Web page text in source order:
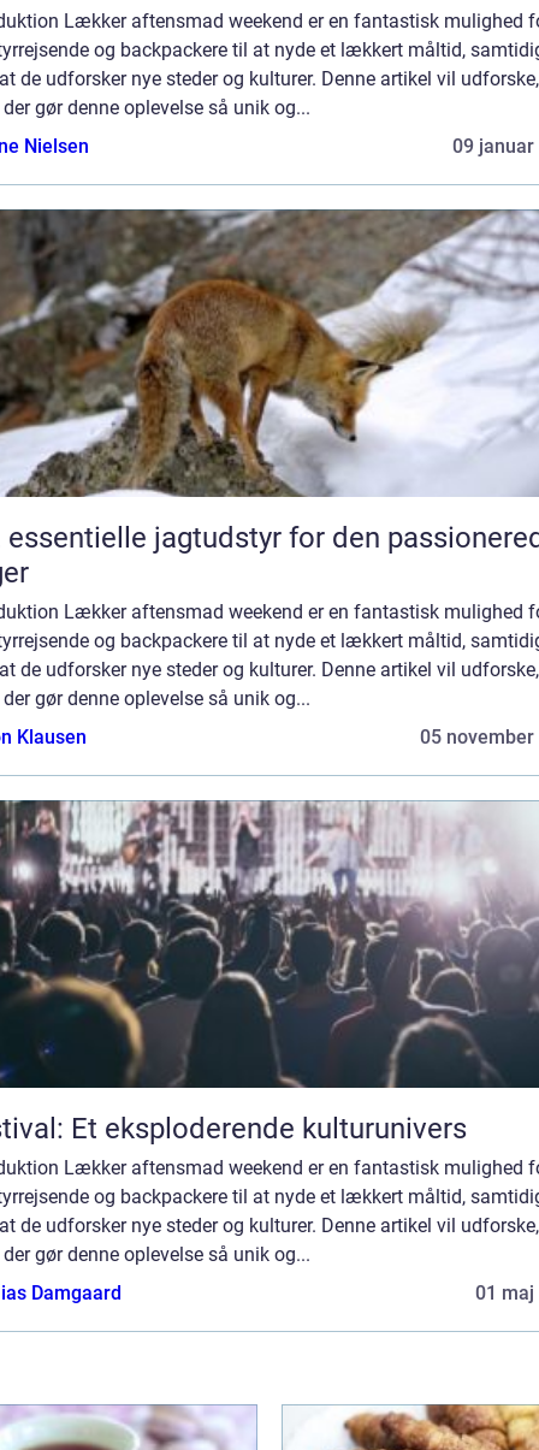
Lækker aftensmad weekend er en fantastisk mulighed
og backpackere til at nyde et lækkert måltid,
de udforsker nye steder og kulturer. Denne artikel vil udforske,
gør denne oplevelse så unik og...
Nielsen
09 januar
essentielle jagtudstyr for den
Lækker aftensmad weekend er en fantastisk mulighed
og backpackere til at nyde et lækkert måltid,
de udforsker nye steder og kulturer. Denne artikel vil udforske,
gør denne oplevelse så unik og...
Klausen
05 november
Et eksploderende kulturunivers
Lækker aftensmad weekend er en fantastisk mulighed
og backpackere til at nyde et lækkert måltid,
de udforsker nye steder og kulturer. Denne artikel vil udforske,
gør denne oplevelse så unik og...
Damgaard
01 maj